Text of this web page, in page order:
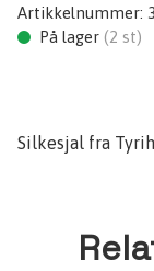
Artikkelnummer:
På lager (2 st)
Silkesjal fra